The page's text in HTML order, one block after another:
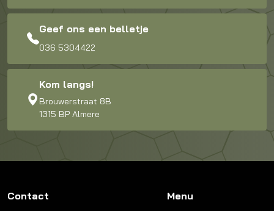
Geef ons een belletje
036 5304422
Kom langs!
Brouwerstraat 8B
1315 BP Almere
Contact Menu